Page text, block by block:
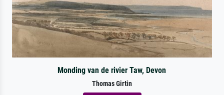
Monding van de rivier Taw, Devon
Thomas Girtin